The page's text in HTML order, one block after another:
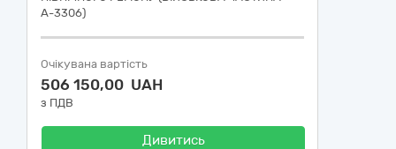
А-3306)
Очікувана вартість
506 150,00 UAH
з ПДВ
Дивитись